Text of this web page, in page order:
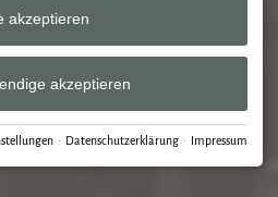
akzeptieren
akzeptieren
· Datenschutzerklärung · Impressum